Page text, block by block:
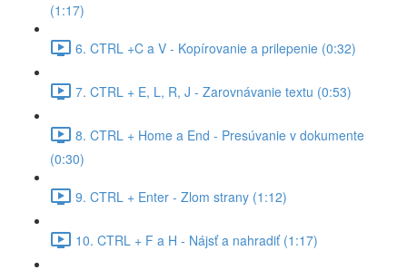
(1:17)
6. CTRL +C a V - Kopírovanie a prilepenie (0:32)
7. CTRL + E, L, R, J - Zarovnávanie textu (0:53)
8. CTRL + Home a End - Presúvanie v dokumente
(0:30)
9. CTRL + Enter - Zlom strany (1:12)
10. CTRL + F a H - Nájsť a nahradiť (1:17)